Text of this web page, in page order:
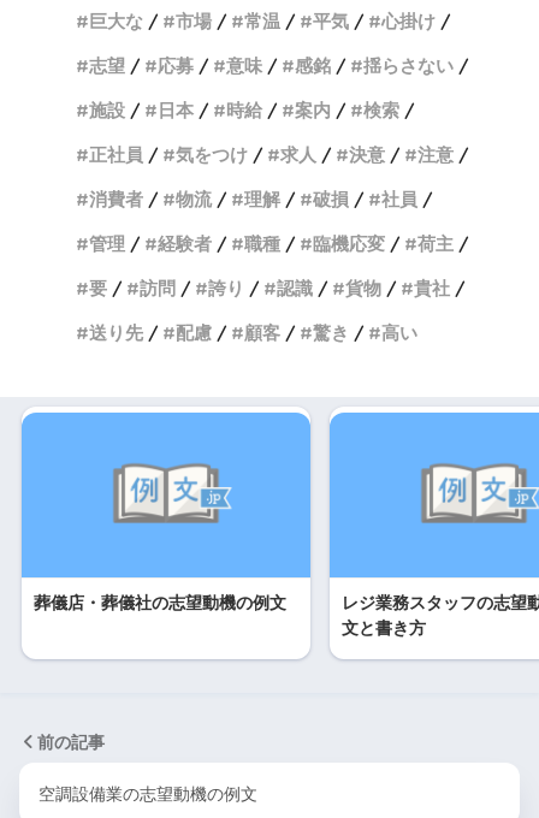
巨大な
市場 常温 平気
心掛け
志望
応募 意味 感銘
揺らさない
施設
日本 時給 案内
検索
正社員
気をつけ 求人 決意
注意
消費者
物流 理解 破損
社員
管理
経験者 職種 臨機応変
荷主
要
訪問 誇り 認識 貨物
貴社
送り先
配慮 顧客 驚き 高い
葬儀店・葬儀社の志望動機の例文
レジ業務スタッフの志望
文と書き方
前の記事
空調設備業の志望動機の例文